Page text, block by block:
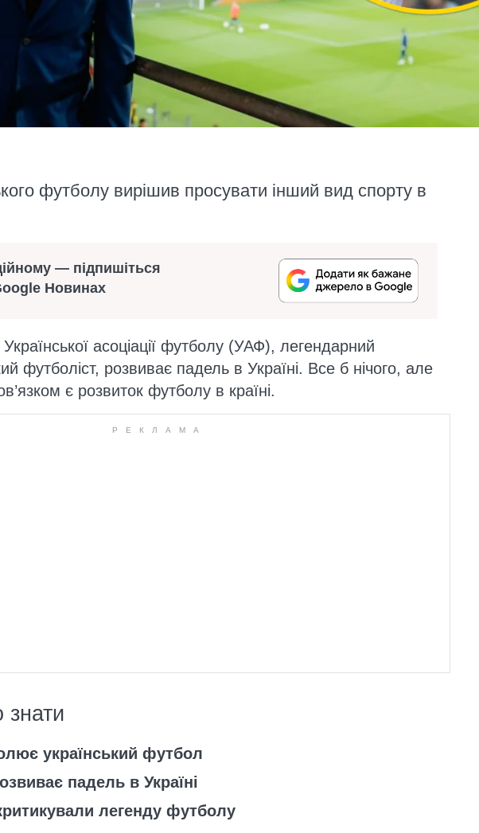
футболу вирішив просувати інший вид спорту в
— підпишіться
Новинах
асоціації футболу (УАФ), легендарний
футболіст, розвиває падель в Україні. Все б нічого, але
є розвиток футболу в країні.
знати
український футбол
падель в Україні
легенду футболу